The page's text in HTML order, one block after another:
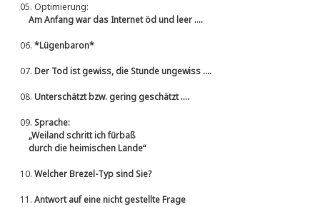
05. Optimierung:
Am Anfang war das Internet öd und leer ....
06.*Lügenbaron*
07.Der Tod ist gewiss, die Stunde ungewiss ....
08.Unterschätzt bzw. gering geschätzt ....
09.Sprache:
„Weiland schritt ich fürbaß
durch die heimischen Lande“
10.Welcher Brezel-Typ sind Sie?
11.Antwort auf eine nicht gestellte Frage